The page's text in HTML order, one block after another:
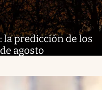
la predicción de los
agosto